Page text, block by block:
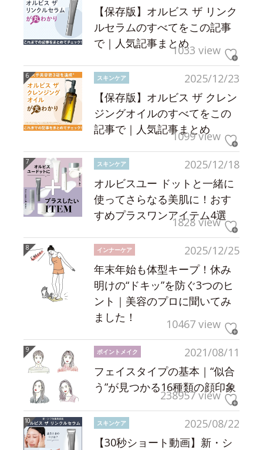
【保存版】オルビス ザ リンク
ルセラムのすべてをこの記事
で｜人気記事まとめ1033 view
2025/12/23
スキンケア
【保存版】オルビス ザ クレン
ジングオイルのすべてをこの
記事で｜人気記事まとめ
1099 view
2025/12/18
スキンケア
オルビスユー ドットと一緒に
使ってさらなる美肌に！おす
すめプラスワンアイテム4選
1828 view
2025/12/25
インナーケア
年末年始も体型キープ！休み
明けの“ドキッ”を防ぐ3つのヒ
ント｜美容のプロに聞いてみ
ました！
10467 view
2021/08/11
ポイントメイク
フェイスタイプの基本｜“似合
う”が見つかる16種類の顔印象
238957 view
2025/08/22
スキンケア
【30秒ショート動画】新・シ